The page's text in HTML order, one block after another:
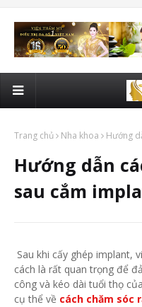
Trang chủ Nha khoa Hướng
Hướng dẫn
sau cắm
Sau khi cấy ghép implant,
cách là rất quan trọng để
công và kéo dài tuổi thọ
cụ thể về cách chăm sóc